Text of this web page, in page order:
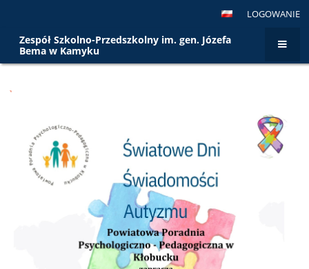
LOGOWANIE
Zespół Szkolno-Przedszkolny im. gen. Józefa
Bema w Kamyku
`